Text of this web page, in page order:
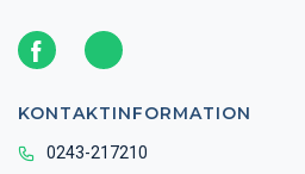
KONTAKTINFORMATION
0243-217210